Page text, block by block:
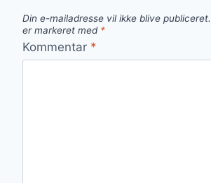
Din e-mailadresse vil ikke blive publiceret.
er markeret med *
Kommentar *